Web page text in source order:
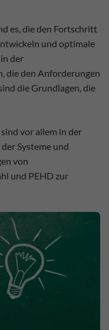
es, die den Fortschritt
und optimale
der
die den Anforderungen
die Grundlagen, die
vor allem in der
Systeme und
von
und PEHD zur